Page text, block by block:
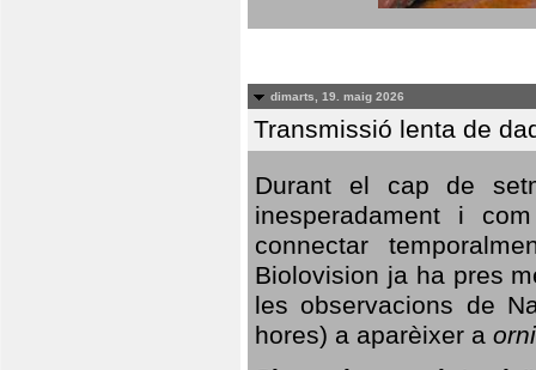
dimarts, 19. maig 2026
Transmissió lenta de
Durant el cap de
inesperadament i
connectar
Biolovision ja ha pres
les observacions de
hores) a aparèixer a